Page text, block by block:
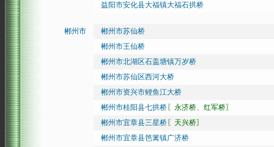
益阳市安化县大福镇大福石拱桥
郴州市
郴州市苏仙桥
郴州市王仙桥
郴州市北湖区石盖塘镇万岁桥
郴州市苏仙区西河大桥
郴州市资兴市鲤鱼江大桥
郴州市桂阳县七拱桥 〖永济桥、红军桥〗
郴州市宜章县三星桥 〖天兴桥〗
郴州市宜章县笆篱镇广济桥